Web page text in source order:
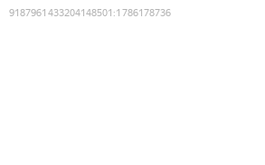
9187961433204148501 :1786178736